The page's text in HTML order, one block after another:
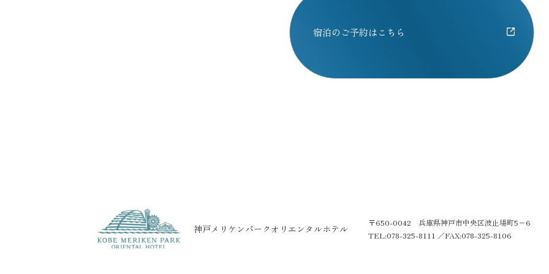
宿泊のご予約はこちら
神戸メリケンパークオリエンタルホテル
〒650-0042 兵庫県神戸市中央区波止場町5−6
TEL:078-325-8111 ／FAX:078-325-8106